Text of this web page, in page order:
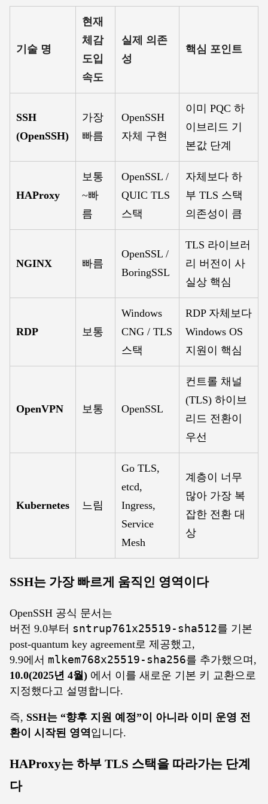
기술 명
현재
체감
도입
속도
실제 의존
성
핵심 포인트
SSH
(OpenSSH)
가장
빠름
OpenSSH
자체 구현
이미 PQC 하
이브리드 기
본값 단계
HAProxy
보통
~빠
름
OpenSSL /
QUIC TLS
스택
자체보다 하
부 TLS 스택
의존성이 큼
NGINX 빠름
OpenSSL /
BoringSSL
TLS 라이브러
리 버전이 사
실상 핵심
RDP 보통
Windows
CNG / TLS
스택
RDP 자체보다
Windows OS
지원이 핵심
OpenVPN 보통 OpenSSL
컨트롤 채널
(TLS) 하이브
리드 전환이
우선
Kubernetes 느림
Go TLS,
etcd,
Ingress,
Service
Mesh
계층이 너무
많아 가장 복
잡한 전환 대
상
SSH는 가장 빠르게 움직인 영역이다
OpenSSH 공식 문서는
버전 9.0부터 sntrup761x25519-sha512를 기본
post-quantum key agreement로 제공했고,
9.9에서 mlkem768x25519-sha256를 추가했으며,
10.0(2025년 4월) 에서 이를 새로운 기본 키 교환으로
지정했다고 설명합니다.
즉, SSH는 “향후 지원 예정”이 아니라 이미 운영 전
환이 시작된 영역입니다.
HAProxy는 하부 TLS 스택을 따라가는 단계
다